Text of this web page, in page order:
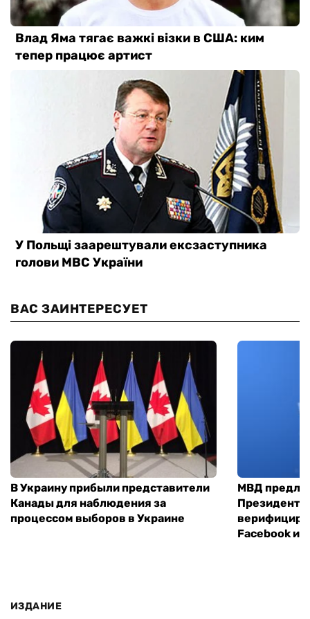
ВАС ЗАИНТЕРЕСУЕТ
В Украину прибыли представители
Канады для наблюдения за
процессом выборов в Украине
МВД
Facebook и
ИЗДАНИЕ